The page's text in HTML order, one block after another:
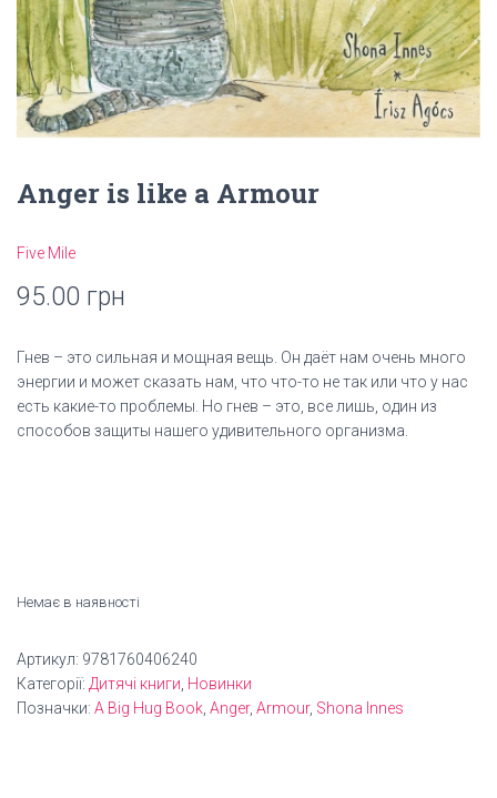
Anger is like a Armour
Five Mile
95.00 грн
Гнев – это сильная и мощная вещь. Он даёт нам очень много
энергии и может сказать нам, что что-то не так или что у нас
есть какие-то проблемы. Но гнев – это, все лишь, один из
способов защиты нашего удивительного организма.
Немає в наявності
Артикул: 9781760406240
Категорії: Дитячі книги Новинки
Позначки: A Big Hug Book Anger, Armour, Shona Innes